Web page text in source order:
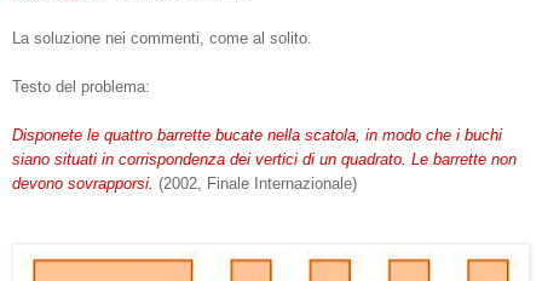
La soluzione nei commenti, come al solito.
Testo del problema:
Disponete le quattro barrette bucate nella scatola, in modo che i buchi
siano situati in corrispondenza dei vertici di un quadrato. Le barrette non
devono sovrapporsi. (2002, Finale Internazionale)